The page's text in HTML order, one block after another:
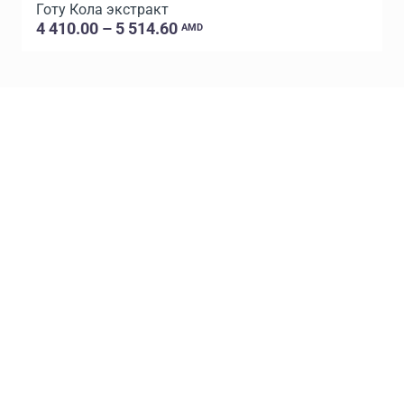
Готу Кола экстракт
4 410.00 – 5 514.60 AMD